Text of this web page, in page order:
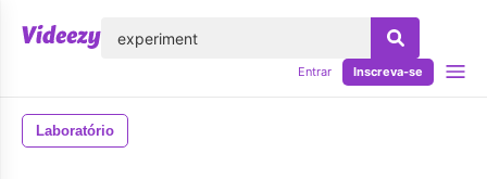
Entrar Inscreva-se
Laboratório